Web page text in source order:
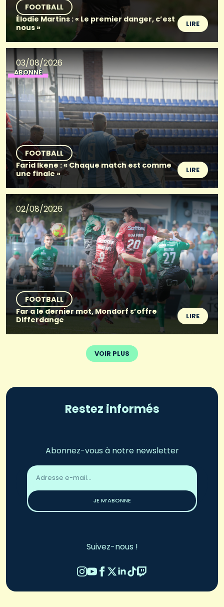
FOOTBALL
Élodie Martins : « Le premier danger, c’est
nous »
LIRE
03/08/2026
ABONNÉ
FOOTBALL
Farid Ikene : « Chaque match est comme
une finale »
LIRE
02/08/2026
FOOTBALL
Far a le dernier mot, Mondorf s’offre
Differdange
LIRE
VOIR PLUS
Restez informés
Abonnez-vous à notre newsletter
Adresse
email
JE M’ABONNE
Suivez-nous !